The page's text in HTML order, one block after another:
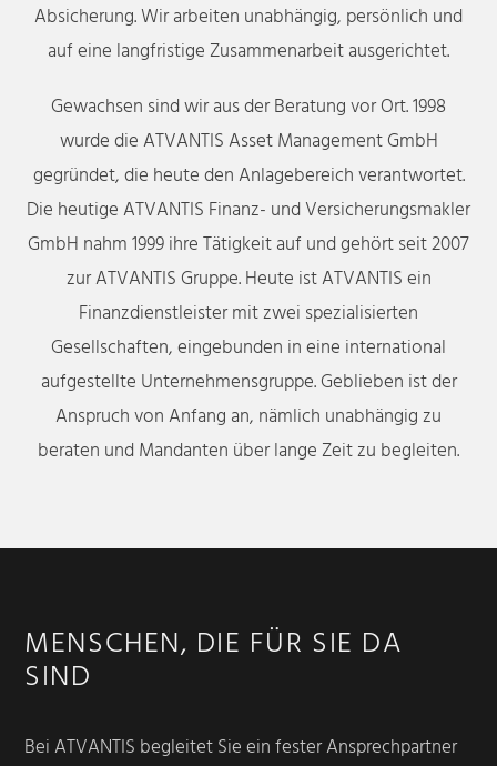
Absicherung. Wir arbeiten unabhängig, persönlich und
auf eine langfristige Zusammenarbeit ausgerichtet.
Gewachsen sind wir aus der Beratung vor Ort. 1998
wurde die ATVANTIS Asset Management GmbH
gegründet, die heute den Anlagebereich verantwortet.
Die heutige ATVANTIS Finanz- und Versicherungsmakler
GmbH nahm 1999 ihre Tätigkeit auf und gehört seit 2007
zur ATVANTIS Gruppe. Heute ist ATVANTIS ein
Finanzdienstleister mit zwei spezialisierten
Gesellschaften, eingebunden in eine international
aufgestellte Unternehmensgruppe. Geblieben ist der
Anspruch von Anfang an, nämlich unabhängig zu
beraten und Mandanten über lange Zeit zu begleiten.
MENSCHEN, DIE FÜR SIE DA
SIND
Bei ATVANTIS begleitet Sie ein fester Ansprechpartner